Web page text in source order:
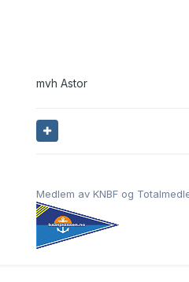
mvh Astor
Medlem av KNBF og